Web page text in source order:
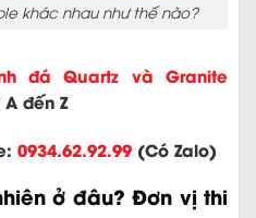
khác nhau như thế nào?
đá Quartz và Granite
đến Z
0934.62.92.99 (Có Zalo)
ở đâu? Đơn vị thi